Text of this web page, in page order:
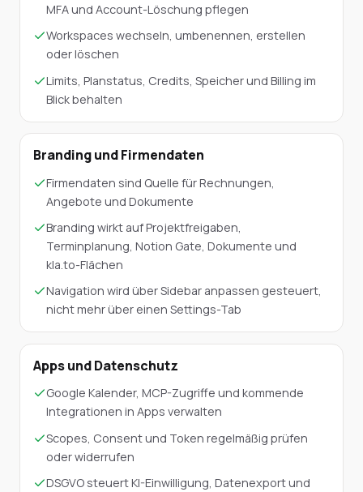
MFA und Account-Löschung pflegen
Workspaces wechseln, umbenennen, erstellen
oder löschen
Limits, Planstatus, Credits, Speicher und Billing im
Blick behalten
Branding und Firmendaten
Firmendaten sind Quelle für Rechnungen,
Angebote und Dokumente
Branding wirkt auf Projektfreigaben,
Terminplanung, Notion Gate, Dokumente und
kla.to-Flächen
Navigation wird über Sidebar anpassen gesteuert,
nicht mehr über einen Settings-Tab
Apps und Datenschutz
Google Kalender, MCP-Zugriffe und kommende
Integrationen in Apps verwalten
Scopes, Consent und Token regelmäßig prüfen
oder widerrufen
DSGVO steuert KI-Einwilligung, Datenexport und